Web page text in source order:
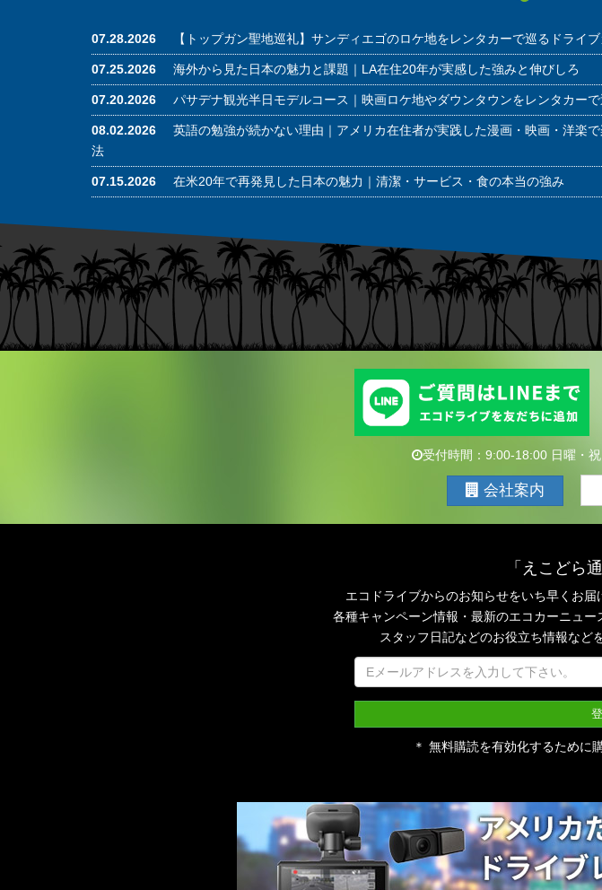
07.28.2026 【トップガン聖地巡礼】サンディエゴのロケ地をレンタカーで巡るドライ
07.25.2026 海外から見た日本の魅力と課題｜LA在住20年が実感した強みと伸びしろ
07.20.2026 パサデナ観光半日モデルコース｜映画ロケ地やダウンタウンをレンタカーで
08.02.2026
英語の勉強が続かない理由｜アメリカ在住者が実践した漫画・映画・洋楽
法
07.15.2026 在米20年で再発見した日本の魅力｜清潔・サービス・食の本当の強み
受付時間：9:00-18:00 日曜・
会社案内
「えこどら
エコドライブからのお知らせをいち早くお届
各種キャンペーン情報・最新のエコカーニュ
スタッフ日記などのお役立ち情報など
＊ 無料購読を有効化するために